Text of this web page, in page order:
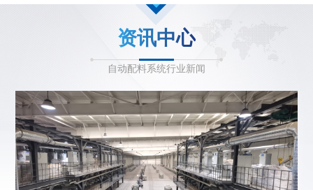
资讯中心
自动配料系统行业新闻